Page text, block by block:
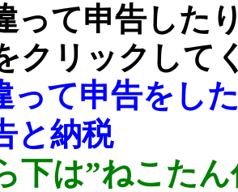
って申告した
クリックして
て申告をし
と納税
下は”ねこた